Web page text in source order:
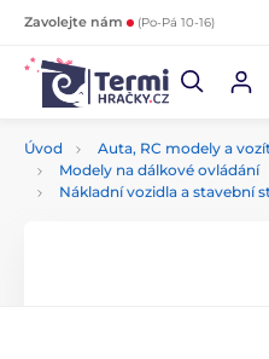
Zavolejte nám (Po-Pá 10-16)
Úvod
Auta, RC modely a
Modely na dálkové ovládání
Nákladní vozidla a stavební